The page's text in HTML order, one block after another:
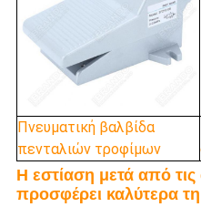
Πνευματική βαλβίδα
πενταλιών τροφίμων
Η εστίαση μετά από
προσφέρει καλύτερα